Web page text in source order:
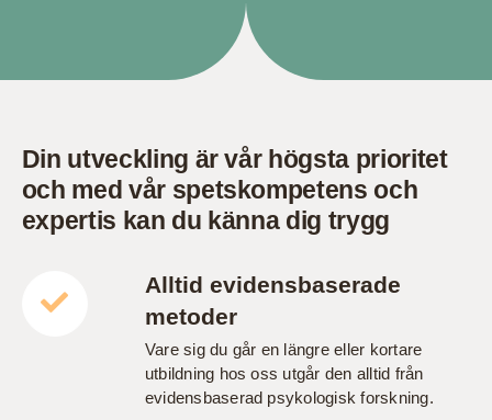
Din utveckling är vår högsta prioritet
och med vår spetskompetens och
expertis kan du känna dig trygg
Alltid evidensbaserade
metoder
Vare sig du går en längre eller kortare
utbildning hos oss utgår den alltid från
evidensbaserad psykologisk forskning.